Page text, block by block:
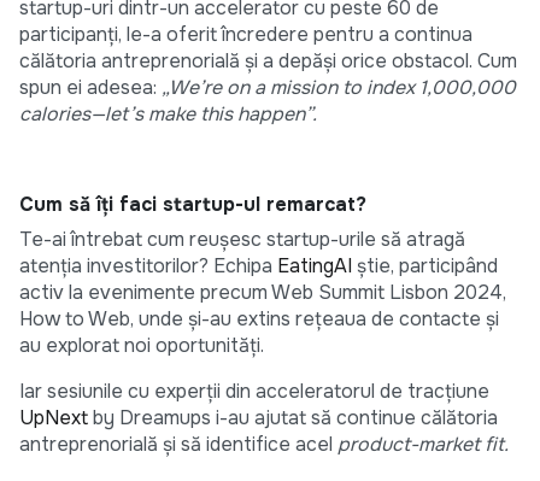
startup-uri dintr-un accelerator cu peste 60 de
participanți, le-a oferit încredere pentru a continua
călătoria antreprenorială și a depăși orice obstacol. Cum
spun ei adesea: „We’re on a mission to index 1,000,000
calories—let’s make this happen”.
Cum să îți faci startup-ul remarcat?
Te-ai întrebat cum reușesc startup-urile să atragă
atenția investitorilor? Echipa EatingAI știe, participând
activ la evenimente precum Web Summit Lisbon 2024,
How to Web, unde și-au extins rețeaua de contacte și
au explorat noi oportunități.
Iar sesiunile cu experții din acceleratorul de tracțiune
UpNextby Dreamups i-au ajutat să continue călătoria
antreprenorială și să identifice acel product-market fit.